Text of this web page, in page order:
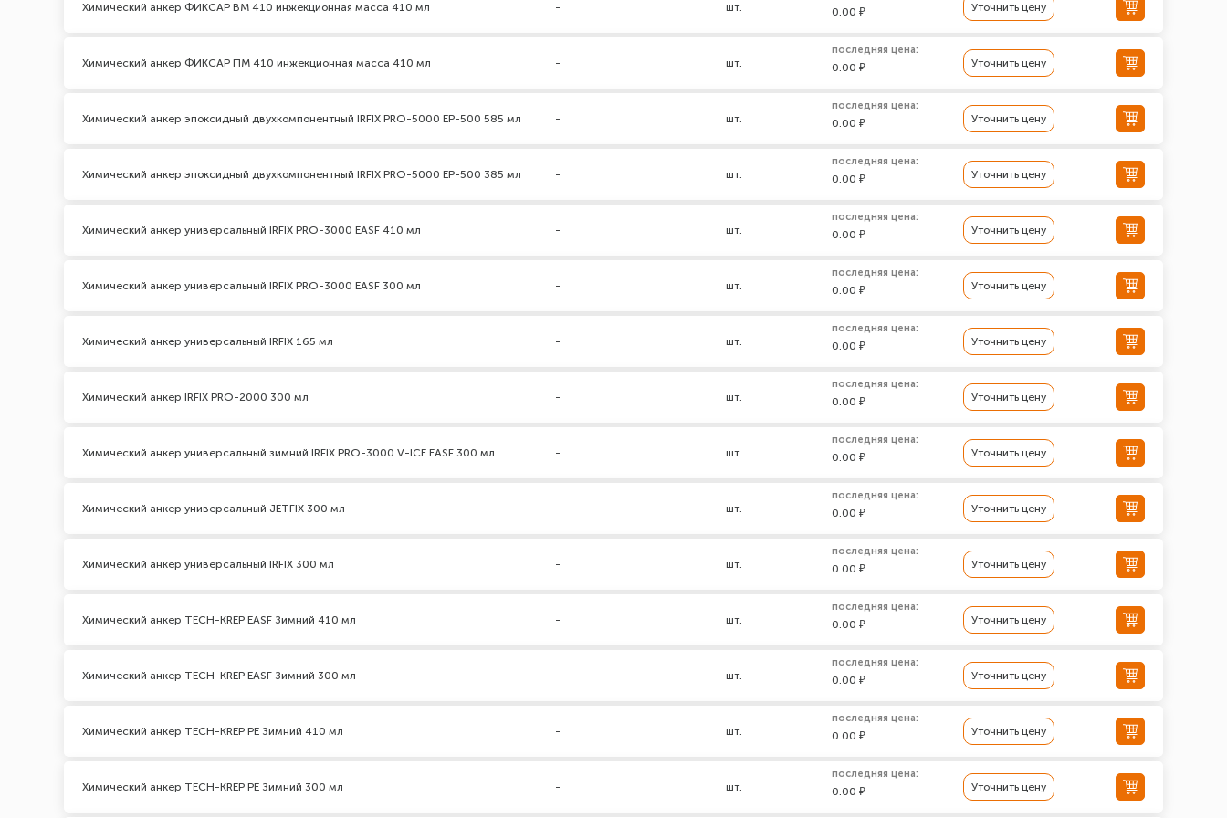
Химический анкер ФИКСАР ВМ 410 инжекционная масса 410 мл - шт. 0.00 ₽ Уточнить цену
Химический анкер ФИКСАР ПМ 410 инжекционная масса 410 мл - шт.
последняя цена:
0.00 ₽ Уточнить цену
Химический анкер эпоксидный двухкомпонентный IRFIX PRO-5000 ЕР-500 585 мл - шт.
последняя цена:
0.00 ₽ Уточнить цену
Химический анкер эпоксидный двухкомпонентный IRFIX PRO-5000 ЕР-500 385 мл - шт.
последняя цена:
0.00 ₽ Уточнить цену
Химический анкер универсальный IRFIX PRO-3000 EASF 410 мл - шт.
последняя цена:
0.00 ₽ Уточнить цену
Химический анкер универсальный IRFIX PRO-3000 EASF 300 мл - шт.
последняя цена:
0.00 ₽ Уточнить цену
Химический анкер универсальный IRFIX 165 мл - шт.
последняя цена:
0.00 ₽ Уточнить цену
Химический анкер IRFIX PRO-2000 300 мл - шт.
последняя цена:
0.00 ₽ Уточнить цену
Химический анкер универсальный зимний IRFIX PRO-3000 V-ICE EASF 300 мл - шт.
последняя цена:
0.00 ₽ Уточнить цену
Химический анкер универсальный JETFIX 300 мл - шт.
последняя цена:
0.00 ₽ Уточнить цену
Химический анкер универсальный IRFIX 300 мл - шт.
последняя цена:
0.00 ₽ Уточнить цену
Химический анкер TECH-KREP EASF Зимний 410 мл - шт.
последняя цена:
0.00 ₽ Уточнить цену
Химический анкер TECH-KREP EASF Зимний 300 мл - шт.
последняя цена:
0.00 ₽ Уточнить цену
Химический анкер TECH-KREP PE Зимний 410 мл - шт.
последняя цена:
0.00 ₽ Уточнить цену
Химический анкер TECH-KREP PE Зимний 300 мл - шт.
последняя цена:
0.00 ₽ Уточнить цену